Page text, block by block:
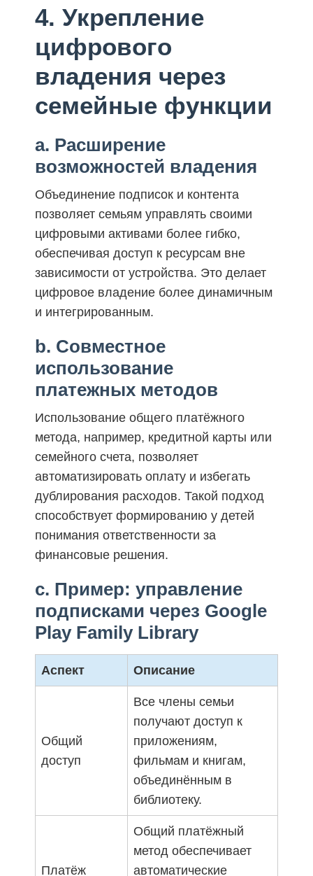
4. Укрепление
цифрового
владения через
семейные функции
a. Расширение
возможностей владения
Объединение подписок и контента
позволяет семьям управлять своими
цифровыми активами более гибко,
обеспечивая доступ к ресурсам вне
зависимости от устройства. Это делает
цифровое владение более динамичным
и интегрированным.
b. Совместное
использование
платежных методов
Использование общего платёжного
метода, например, кредитной карты или
семейного счета, позволяет
автоматизировать оплату и избегать
дублирования расходов. Такой подход
способствует формированию у детей
понимания ответственности за
финансовые решения.
c. Пример: управление
подписками через Google
Play Family Library
Аспект Описание
Общий
доступ
Все члены семьи
получают доступ к
приложениям,
фильмам и книгам,
объединённым в
библиотеку.
Платёж
Общий платёжный
метод обеспечивает
автоматические